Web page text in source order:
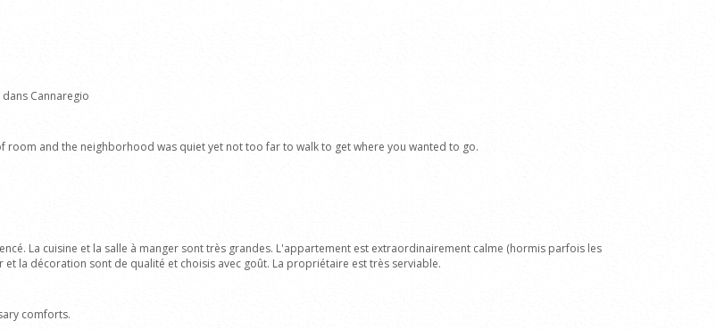
Cannaregio
and the neighborhood was quiet yet not too far to walk to get where you wanted to go.
La cuisine et la salle à manger sont très grandes. L'appartement est extraordinairement calme (hormis parfois les
la décoration sont de qualité et choisis avec goût. La propriétaire est très serviable.
comforts.